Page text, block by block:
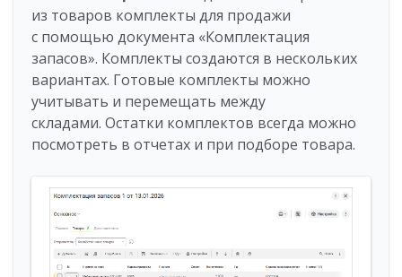
из товаров комплекты для продажи
с помощью документа «Комплектация
запасов». Комплекты создаются в нескольких
вариантах. Готовые комплекты можно
учитывать и перемещать между
складами. Остатки комплектов всегда можно
посмотреть в отчетах и при подборе товара.